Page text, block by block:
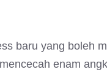
baru yang boleh
enam